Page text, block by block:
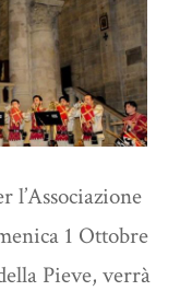
l’Associazione
1 Ottobre
Pieve, verrà